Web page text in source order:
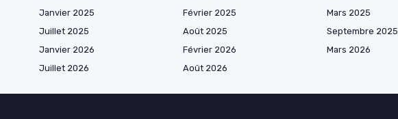
Janvier 2025
Février 2025 Mars 2025
Juillet 2025
Août 2025 Septembre 2025
Janvier 2026
Février 2026 Mars 2026
Juillet 2026
Août 2026